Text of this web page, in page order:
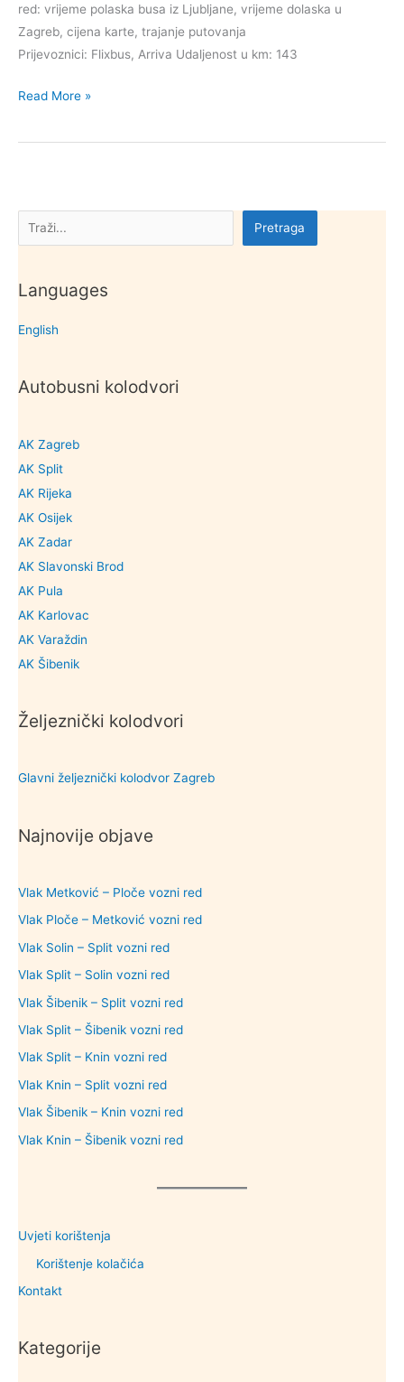
Pretraga Pretraga
Languages
English
Autobusni kolodvori
AK Zagreb
AK Split
AK Rijeka
AK Osijek
AK Zadar
AK Slavonski Brod
AK Pula
AK Karlovac
AK Varaždin
AK Šibenik
Željeznički kolodvori
Glavni željeznički kolodvor Zagreb
Najnovije objave
Vlak Metković – Ploče vozni red
Vlak Ploče – Metković vozni red
Vlak Solin – Split vozni red
Vlak Split – Solin vozni red
Vlak Šibenik – Split vozni red
Vlak Split – Šibenik vozni red
Vlak Split – Knin vozni red
Vlak Knin – Split vozni red
Vlak Šibenik – Knin vozni red
Vlak Knin – Šibenik vozni red
Uvjeti korištenja
Korištenje kolačića
Kontakt
Kategorije
red: vrijeme polaska busa iz Ljubljane, vrijeme dolaska u
Zagreb, cijena karte, trajanje putovanja
Prijevoznici: Flixbus, Arriva Udaljenost u km: 143
Autobus
Zagreb
Read More »